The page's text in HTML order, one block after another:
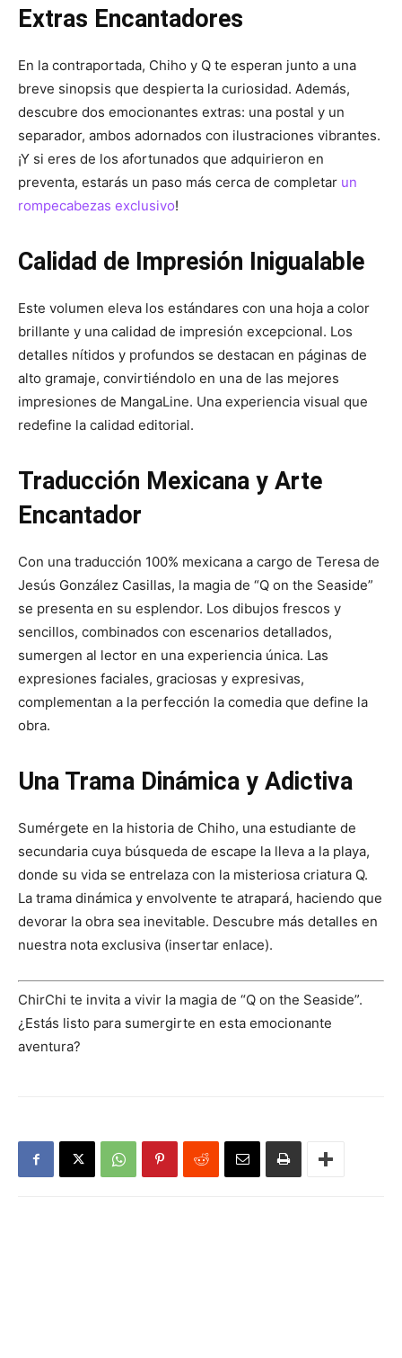
Extras Encantadores
En la contraportada, Chiho y Q te esperan junto a una
breve sinopsis que despierta la curiosidad. Además,
descubre dos emocionantes extras: una postal y un
separador, ambos adornados con ilustraciones vibrantes.
¡Y si eres de los afortunados que adquirieron en
preventa, estarás un paso más cerca de completar un
rompecabezas exclusivo!
Calidad de Impresión Inigualable
Este volumen eleva los estándares con una hoja a color
brillante y una calidad de impresión excepcional. Los
detalles nítidos y profundos se destacan en páginas de
alto gramaje, convirtiéndolo en una de las mejores
impresiones de MangaLine. Una experiencia visual que
redefine la calidad editorial.
Traducción Mexicana y Arte
Encantador
Con una traducción 100% mexicana a cargo de Teresa de
Jesús González Casillas, la magia de “Q on the Seaside”
se presenta en su esplendor. Los dibujos frescos y
sencillos, combinados con escenarios detallados,
sumergen al lector en una experiencia única. Las
expresiones faciales, graciosas y expresivas,
complementan a la perfección la comedia que define la
obra.
Una Trama Dinámica y Adictiva
Sumérgete en la historia de Chiho, una estudiante de
secundaria cuya búsqueda de escape la lleva a la playa,
donde su vida se entrelaza con la misteriosa criatura Q.
La trama dinámica y envolvente te atrapará, haciendo que
devorar la obra sea inevitable. Descubre más detalles en
nuestra nota exclusiva (insertar enlace).
ChirChi te invita a vivir la magia de “Q on the Seaside”.
¿Estás listo para sumergirte en esta emocionante
aventura?